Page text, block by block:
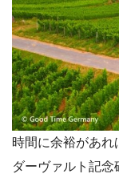
時間に余裕があれ
ダーヴァルト記念